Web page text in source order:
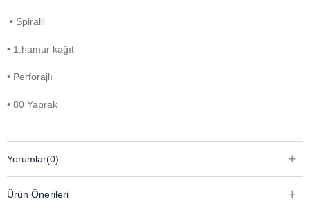
• Spiralli
• 1.hamur kağıt
• Perforajlı
• 80 Yaprak
Yorumlar(0)
Ürün Önerileri